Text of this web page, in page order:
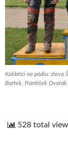
Kolibříci na pódiu: zleva
Bartek, František
528 total